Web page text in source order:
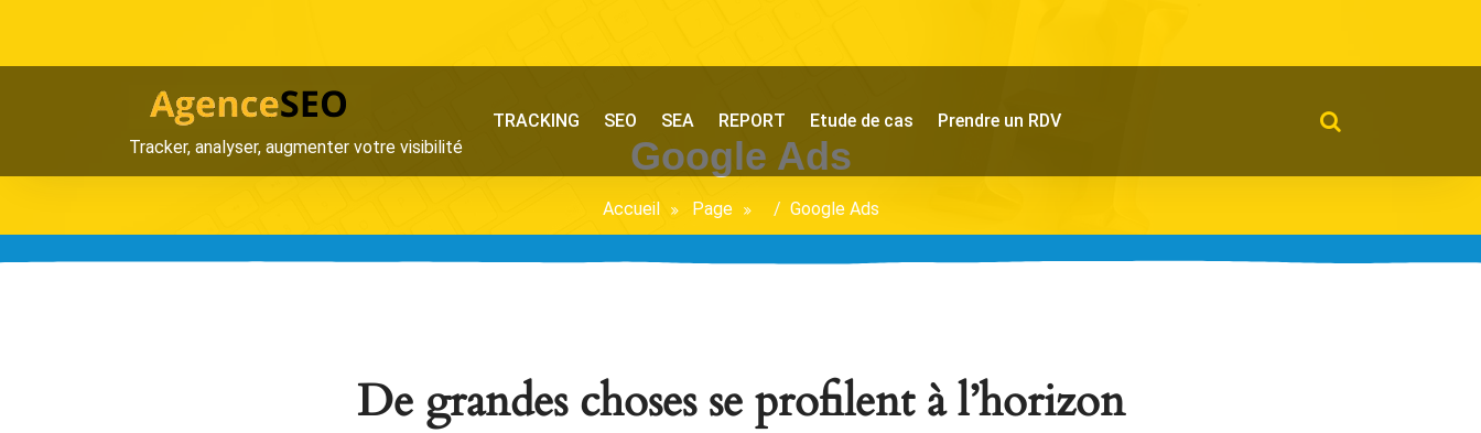
contenu
Tracker, analyser, augmenter votre visibilité
TRACKING SEO SEA REPORT Etude de cas Prendre un RDV
Google Ads
Accueil Page / Google Ads
De grandes choses se profilent à l’horizon